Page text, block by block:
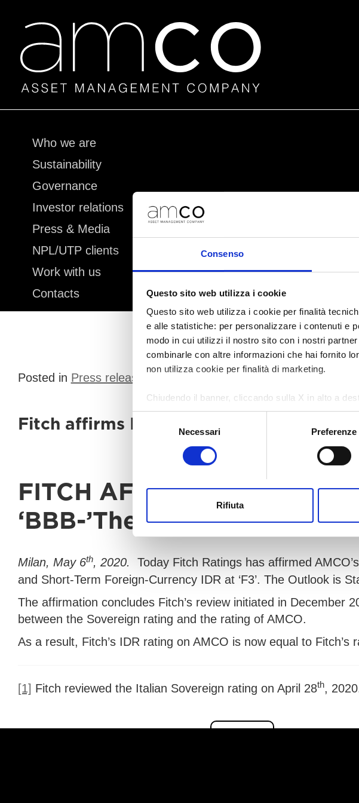
Consenso
Questo sito web utilizza i cookie
Questo sito web utilizza i cookie per finalità
e alle statistiche: per personalizzare i contenuti e
modo in cui utilizzi il nostro sito con i nostri
combinarle con altre informazioni che hai fornito
non utilizza cookie per finalità di marketing.
Chiudendo il banner, cliccando sulla X in alto a
altri strumenti di tracciamento diversi da quelli
Selezione
del
Necessari Preferenze
Rifiuta
content
Who we are
Sustainability
Governance
Investor relations
Press & Media
NPL/UTP clients
Work with us
Contacts
Posted in Press release
Fitch affirms Investment Grade rating
FITCH AFFIRMS AMCO’S
‘BBB-’The Outlook is Stable
Milan, May 6th, 2020.
Today Fitch Ratings has affirmed
and Short-Term Foreign-Currency IDR at ‘F3’. The Outlook is
The affirmation concludes Fitch’s review initiated in December
between the Sovereign rating and the rating of AMCO.
As a result, Fitch’s IDR rating on AMCO is now equal to Fitch’s
[1] Fitch reviewed the Italian Sovereign rating on April 28th,